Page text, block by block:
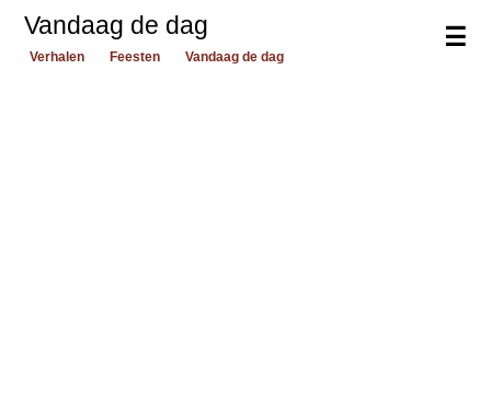
☰
Vandaag de dag
Verhalen Feesten Vandaag de dag